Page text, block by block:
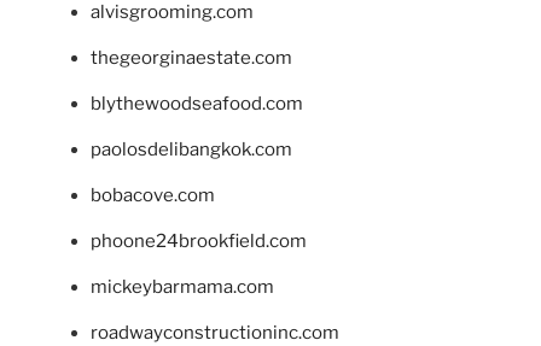
alvisgrooming.com
thegeorginaestate.com
blythewoodseafood.com
paolosdelibangkok.com
bobacove.com
phoone24brookfield.com
mickeybarmama.com
roadwayconstructioninc.com